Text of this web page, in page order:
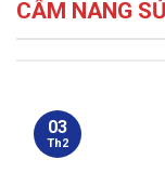
CẨM NANG
03
Th2